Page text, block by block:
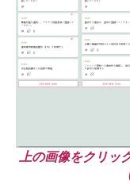
上の画像をクリッ